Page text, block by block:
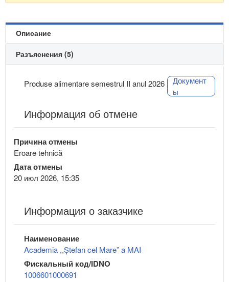
Описание
Разъяснения (5)
Produse alimentare semestrul II anul 2026
Документ
ы
Информация об отмене
Причина отмены
Eroare tehnică
Дата отмены
20 июл 2026, 15:35
Информация о заказчике
Наименование
Academia ,,Ștefan cel Mare” a MAI
Фискальный код/IDNO
1006601000691